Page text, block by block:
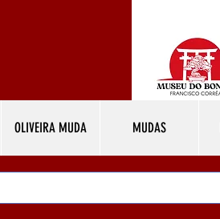
OLIVEIRA MUDA MUDAS